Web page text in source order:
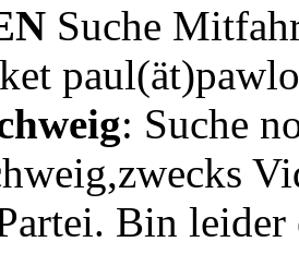
Suche
: Suche
Bin